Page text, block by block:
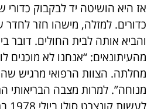
כדורים. למזלה, מישהו חזר
והביא אותה לבית החולים. דובר
מהעיתונאים: “אנחנו לא מוכנים
מחלתה. הצוות הרפואי מרגיש
מנוחה”. למרות מצבה הבריאותי